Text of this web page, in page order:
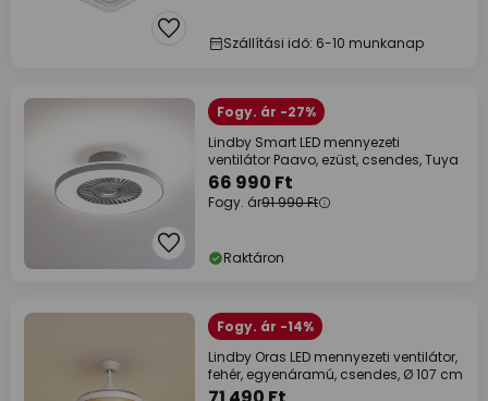
Szállítási idő: 6-10 munkanap
Fogy. ár -27%
Lindby Smart LED mennyezeti
ventilátor Paavo, ezüst, csendes, Tuya
66 990 Ft
Fogy. ár91 990 Ft
Raktáron
Fogy. ár -14%
Lindby Oras LED mennyezeti ventilátor,
fehér, egyenáramú, csendes, Ø 107 cm